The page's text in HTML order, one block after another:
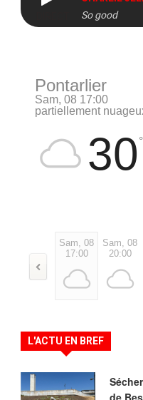
So good
Pontarlier
Sam, 08 17:00
partiellement
30
Sam, 08
17:00
Sam, 08
20:00
L'ACTU EN BREF
de